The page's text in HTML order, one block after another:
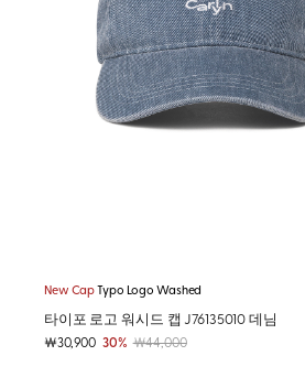
New CapTypo Logo Washed
타이포 로고 워시드 캡 J76135010 데님
￦30,900 30% ￦44,000